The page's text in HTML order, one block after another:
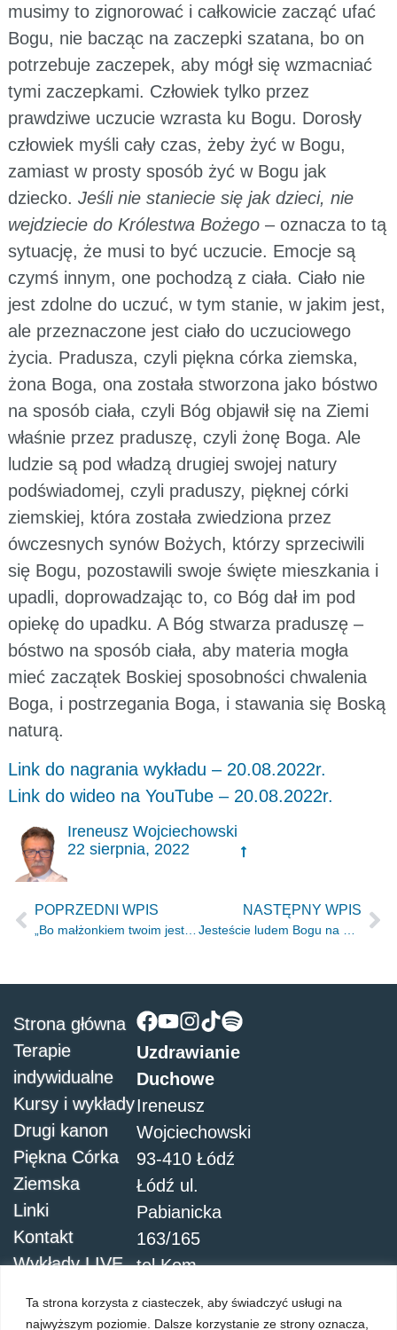
Ta strona korzysta z ciasteczek, aby świadczyć usługi na
najwyższym poziomie. Dalsze korzystanie ze strony oznacza,
musimy to zignorować i całkowicie zacząć ufać
Bogu, nie bacząc na zaczepki szatana, bo on
potrzebuje zaczepek, aby mógł się wzmacniać
tymi zaczepkami. Człowiek tylko przez
prawdziwe uczucie wzrasta ku Bogu. Dorosły
człowiek myśli cały czas, żeby żyć w Bogu,
zamiast w prosty sposób żyć w Bogu jak
dziecko. Jeśli nie staniecie się jak dzieci, nie
wejdziecie do Królestwa Bożego– oznacza to tą
sytuację, że musi to być uczucie. Emocje są
czymś innym, one pochodzą z ciała. Ciało nie
jest zdolne do uczuć, w tym stanie, w jakim jest,
ale przeznaczone jest ciało do uczuciowego
życia. Pradusza, czyli piękna córka ziemska,
żona Boga, ona została stworzona jako bóstwo
na sposób ciała, czyli Bóg objawił się na Ziemi
właśnie przez praduszę, czyli żonę Boga. Ale
ludzie są pod władzą drugiej swojej natury
podświadomej, czyli praduszy, pięknej córki
ziemskiej, która została zwiedziona przez
ówczesnych synów Bożych, którzy sprzeciwili
się Bogu, pozostawili swoje święte mieszkania i
upadli, doprowadzając to, co Bóg dał im pod
opiekę do upadku. A Bóg stwarza praduszę –
bóstwo na sposób ciała, aby materia mogła
mieć zaczątek Boskiej sposobności chwalenia
Boga, i postrzegania Boga, i stawania się Boską
naturą.
Link do nagrania wykładu – 20.08.2022r.
Link do wideo na YouTube – 20.08.2022r.
Ireneusz Wojciechowski
22 sierpnia, 2022
POPRZEDNI WPIS
„Bo małżonkiem twoim jest twój Stworzyciel.” Iz 54.5
NASTĘPNY WPIS
Uzdrawianie
Duchowe
Ireneusz
Wojciechowski
93-410 Łódź
Łódź ul.
Pabianicka
163/165
tel.Kom.
Strona główna
Terapie
indywidualne
Kursy i wykłady
Drugi kanon
Piękna Córka
Ziemska
Linki
Kontakt
Wykłady LIVE